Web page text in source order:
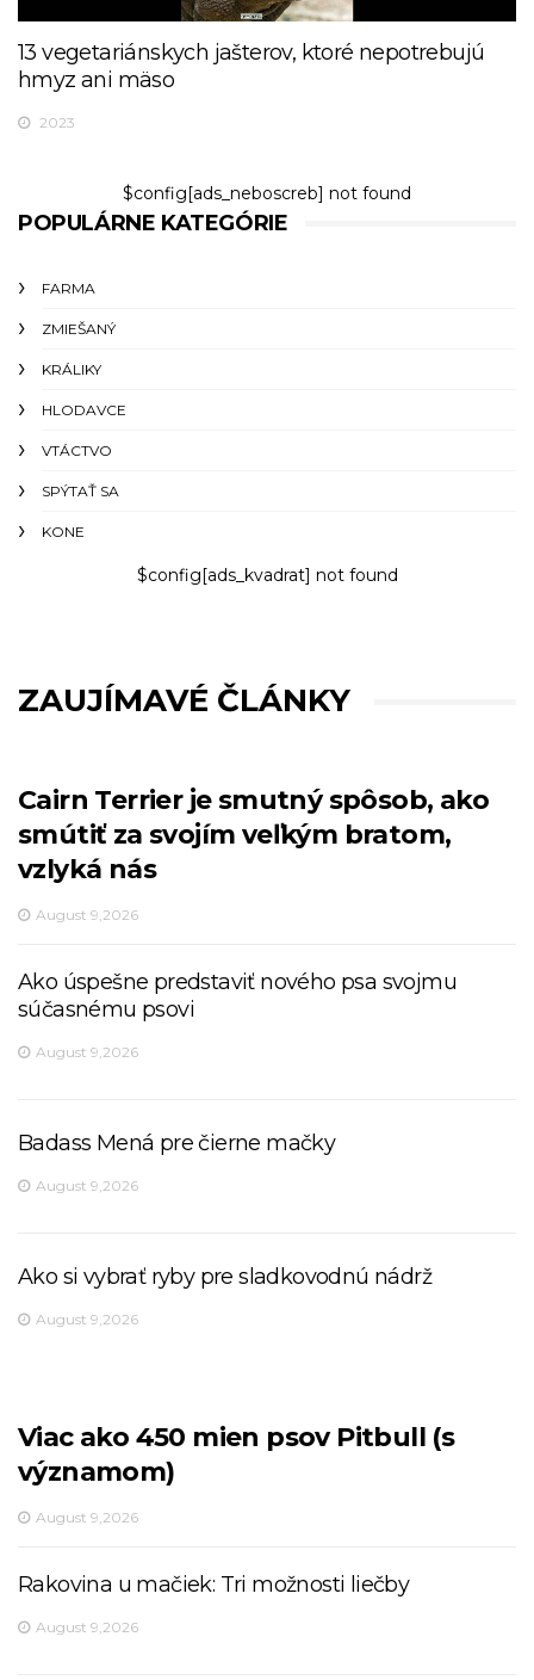
13 vegetariánskych jašterov, ktoré nepotrebujú
hmyz ani mäso
2023
$config[ads_neboscreb] not found
POPULÁRNE KATEGÓRIE
FARMA
ZMIEŠANÝ
KRÁLIKY
HLODAVCE
VTÁCTVO
SPÝTAŤ SA
KONE
$config[ads_kvadrat] not found
ZAUJÍMAVÉ ČLÁNKY
Cairn Terrier je smutný spôsob, ako
smútiť za svojím veľkým bratom,
vzlyká nás
August 9,2026
Ako úspešne predstaviť nového psa svojmu
súčasnému psovi
August 9,2026
Badass Mená pre čierne mačky
August 9,2026
Ako si vybrať ryby pre sladkovodnú nádrž
August 9,2026
Viac ako 450 mien psov Pitbull (s
významom)
August 9,2026
Rakovina u mačiek: Tri možnosti liečby
August 9,2026